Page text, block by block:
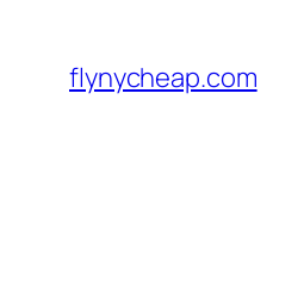
content
flynycheap.com